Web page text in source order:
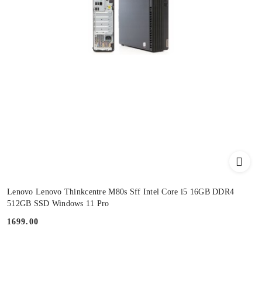
Lenovo Lenovo Thinkcentre M80s Sff Intel Core i5 16GB DDR4
512GB SSD Windows 11 Pro
Cena:
1699.00